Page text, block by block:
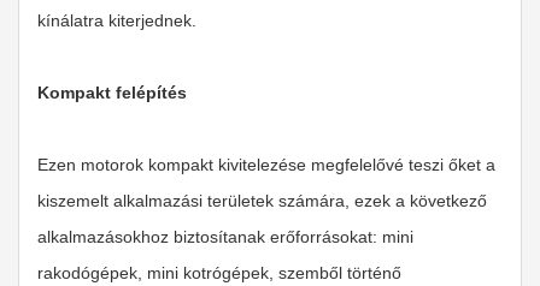
kínálatra kiterjednek.
Kompakt felépítés
Ezen motorok kompakt kivitelezése megfelelővé teszi őket a
kiszemelt alkalmazási területek számára, ezek a következő
alkalmazásokhoz biztosítanak erőforrásokat: mini
rakodógépek, mini kotrógépek, szemből történő